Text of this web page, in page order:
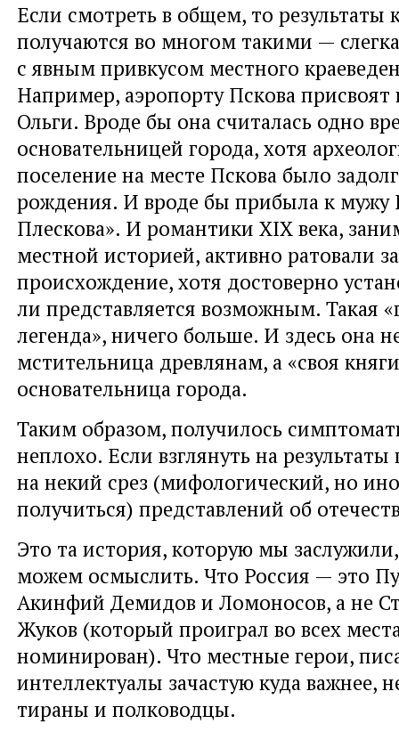
Если смотреть в общем, то результаты
получаются во многом такими —
с явным привкусом местного
Например, аэропорту Пскова
Ольги. Вроде бы она считалась одно
основательницей города, хотя
поселение на месте Пскова было
рождения. И вроде бы прибыла к мужу
Плескова». И романтики XIX века,
местной историей, активно ратовали
происхождение, хотя достоверно
ли представляется возможным. Такая
легенда», ничего больше. И здесь она
мстительница древлянам, а «своя
основательница города.
Таким образом, получилось
неплохо. Если взглянуть на результаты
на некий срез (мифологический, но
получиться) представлений об
Это та история, которую мы
можем осмыслить. Что Россия — это
Акинфий Демидов и Ломоносов, а не
Жуков (который проиграл во всех
номинирован). Что местные герои,
интеллектуалы зачастую куда важнее,
тираны и полководцы.